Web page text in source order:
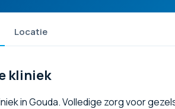
Locatie
kliniek
in Gouda. Volledige zorg voor